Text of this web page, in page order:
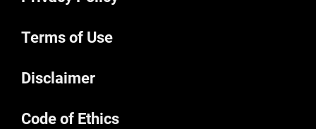
Terms of Use
Disclaimer
Code of Ethics